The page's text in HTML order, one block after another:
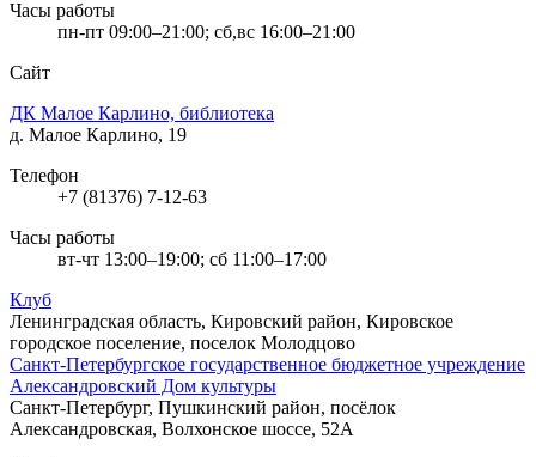
Часы работы
пн-пт 09:00–21:00; сб,вс 16:00–21:00
Сайт
ДК Малое Карлино, библиотека
д. Малое Карлино, 19
Телефон
+7 (81376) 7-12-63
Часы работы
вт-чт 13:00–19:00; сб 11:00–17:00
Клуб
Ленинградская область, Кировский район, Кировское
городское поселение, поселок Молодцово
Санкт-Петербургское государственное бюджетное учреждение
Александровский Дом культуры
Санкт-Петербург, Пушкинский район, посёлок
Александровская, Волхонское шоссе, 52А